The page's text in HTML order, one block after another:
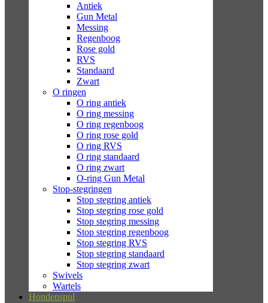
Antiek
Gun Metal
Messing
Regenboog
Rose gold
RVS
Standaard
Zwart
O ringen
O ring antiek
O ring messing
O ring regenboog
O ring rose gold
O ring RVS
O ring standaard
O ring zwart
O-ring Gun Metal
Stop-stegringen
Stop stegring antiek
Stop stegring rose gold
Stop stegring messing
Stop stegring regenboog
Stop stegring RVS
Stop stegring standaard
Stop stegring zwart
Swivels
Wartels
Hondenspul